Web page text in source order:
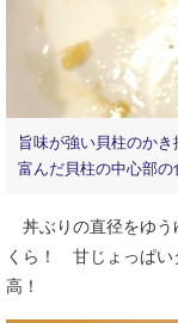
旨味が強い貝柱のか
富んだ貝柱の中心部
丼ぶりの直径をゆう
くら！ 甘じょっぱい
高！